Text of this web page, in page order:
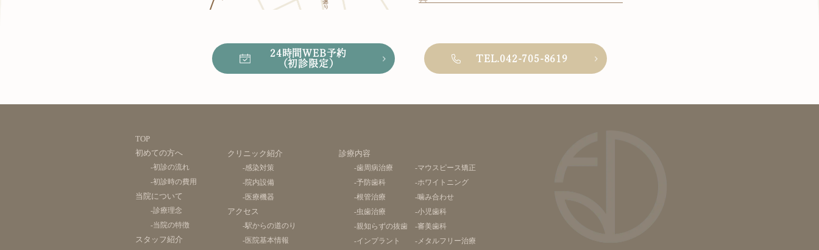
24時間WEB予約
（初診限定）
TEL.042-705-8619
TOP
初めての方へ
-初診の流れ
-初診時の費用
当院について
-診療理念
-当院の特徴
スタッフ紹介
クリニック紹介
-感染対策
-院内設備
-医療機器
アクセス
-駅からの道のり
-医院基本情報
診療内容
-歯周病治療
-予防歯科
-根管治療
-虫歯治療
-親知らずの抜歯
-インプラント
-マウスピース矯正
-ホワイトニング
-噛み合わせ
-小児歯科
-審美歯科
-メタルフリー治療